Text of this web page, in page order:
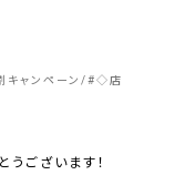
キャンペーン #◇店
うございます！